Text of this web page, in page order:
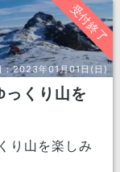
受付終了
：2023年01月01日(日)
っくり山を
り山を楽しみ